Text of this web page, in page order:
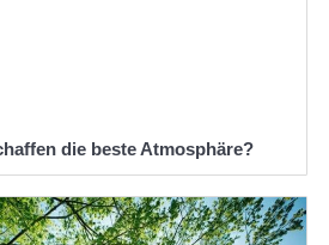
die beste Atmosphäre?